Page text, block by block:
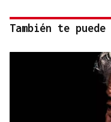
También te